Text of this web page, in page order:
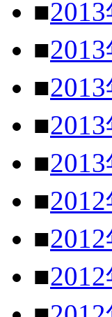
■2013
■2013
■2013
■2013
■2013
■2012
■2012
■2012